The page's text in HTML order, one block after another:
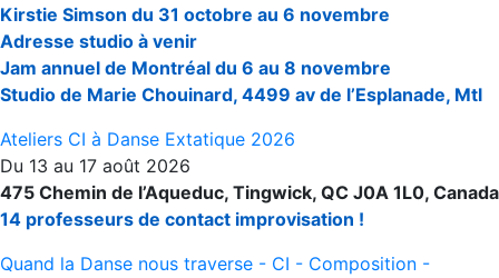
Kirstie Simson du 31 octobre au 6 novembre
Adresse studio à venir
Jam annuel de Montréal du 6 au 8 novembre
Studio de Marie Chouinard, 4499 av de l’Esplanade, Mtl
Ateliers CI à Danse Extatique 2026
Du 13 au 17 août 2026
475 Chemin de l’Aqueduc, Tingwick, QC J0A 1L0, Canada
14 professeurs de contact improvisation !
Quand la Danse nous traverse - CI - Composition -